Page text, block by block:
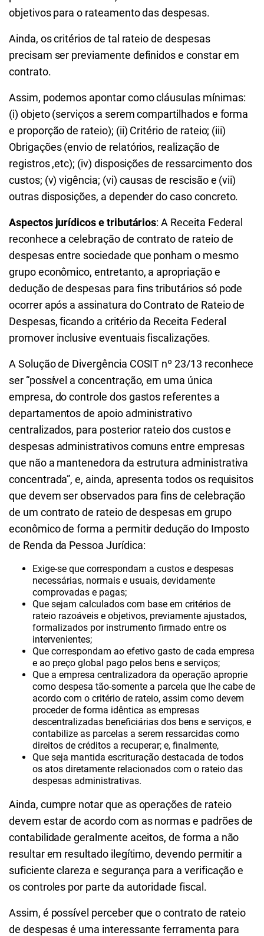
objetivos para o rateamento das despesas.
Ainda, os critérios de tal rateio de despesas
precisam ser previamente definidos e constar em
contrato.
Assim, podemos apontar como cláusulas mínimas:
(i) objeto (serviços a serem compartilhados e forma
e proporção de rateio); (ii) Critério de rateio; (iii)
Obrigações (envio de relatórios, realização de
registros ,etc); (iv) disposições de ressarcimento dos
custos; (v) vigência; (vi) causas de rescisão e (vii)
outras disposições, a depender do caso concreto.
Aspectos jurídicos e tributários: A Receita Federal
reconhece a celebração de contrato de rateio de
despesas entre sociedade que ponham o mesmo
grupo econômico, entretanto, a apropriação e
dedução de despesas para fins tributários só pode
ocorrer após a assinatura do Contrato de Rateio de
Despesas, ficando a critério da Receita Federal
promover inclusive eventuais fiscalizações.
A Solução de Divergência COSIT nº 23/13 reconhece
ser “possível a concentração, em uma única
empresa, do controle dos gastos referentes a
departamentos de apoio administrativo
centralizados, para posterior rateio dos custos e
despesas administrativos comuns entre empresas
que não a mantenedora da estrutura administrativa
concentrada”, e, ainda, apresenta todos os requisitos
que devem ser observados para fins de celebração
de um contrato de rateio de despesas em grupo
econômico de forma a permitir dedução do Imposto
de Renda da Pessoa Jurídica:
Exige-se que correspondam a custos e despesas
necessárias, normais e usuais, devidamente
comprovadas e pagas;
Que sejam calculados com base em critérios de
rateio razoáveis e objetivos, previamente ajustados,
formalizados por instrumento firmado entre os
intervenientes;
Que correspondam ao efetivo gasto de cada empresa
e ao preço global pago pelos bens e serviços;
Que a empresa centralizadora da operação aproprie
como despesa tão-somente a parcela que lhe cabe de
acordo com o critério de rateio, assim como devem
proceder de forma idêntica as empresas
descentralizadas beneficiárias dos bens e serviços, e
contabilize as parcelas a serem ressarcidas como
direitos de créditos a recuperar; e, finalmente,
Que seja mantida escrituração destacada de todos
os atos diretamente relacionados com o rateio das
despesas administrativas.
Ainda, cumpre notar que as operações de rateio
devem estar de acordo com as normas e padrões de
contabilidade geralmente aceitos, de forma a não
resultar em resultado ilegítimo, devendo permitir a
suficiente clareza e segurança para a verificação e
os controles por parte da autoridade fiscal.
Assim, é possível perceber que o contrato de rateio
de despesas é uma interessante ferramenta para